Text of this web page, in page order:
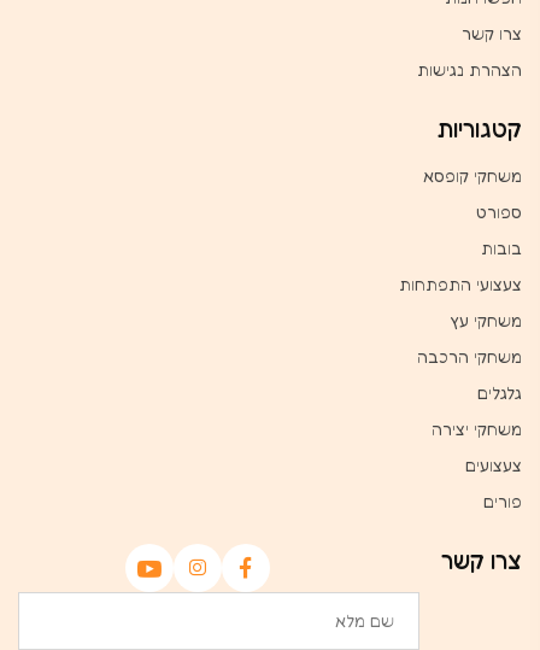
צרו קשר
הצהרת נגישות
קטגוריות
משחקי קופסא
ספורט
בובות
צעצועי התפתחות
משחקי עץ
משחקי הרכבה
גלגלים
משחקי יצירה
צעצועים
פורים
צרו קשר